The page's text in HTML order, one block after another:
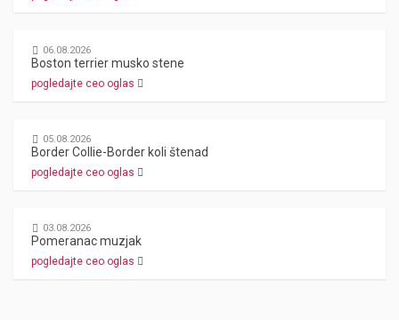
06.08.2026
Boston terrier musko stene
pogledajte ceo oglas
05.08.2026
Border Collie-Border koli štenad
pogledajte ceo oglas
03.08.2026
Pomeranac muzjak
pogledajte ceo oglas